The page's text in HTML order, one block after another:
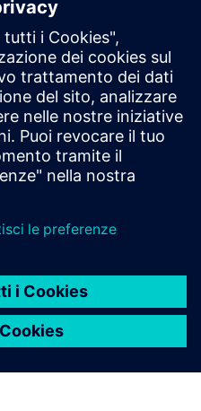
su cloud per il
settore ferroviario e
supporta la pianificazione e
servizi come i viaggi in